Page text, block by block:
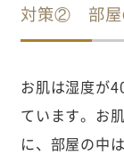
対策② 部屋
お肌は湿度が
ています。お
に、部屋の中